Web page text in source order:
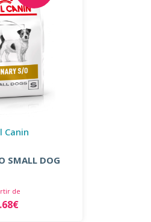
Canin
SMALL DOG
de